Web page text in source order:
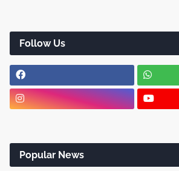
Follow Us
Popular News